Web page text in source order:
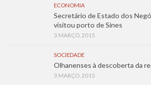
ECONOMIA
Secretário de Estado dos
visitou porto de Sines
3 MARÇO, 2015
SOCIEDADE
Olhanenses à descoberta da
3 MARÇO, 2015